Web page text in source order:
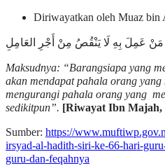
Diriwayatkan oleh Muaz bin
عَمِلَ بِهِ لَا يَنْقُصُ مِنْ أَجْرِ العَامِلِ
Maksudnya: “Barangsiapa yang
akan mendapat pahala orang
mengurangi pahala orang yang
sedikitpun”. [Riwayat Ibn Majah,
Sumber: https://
irsyad-al-hadith-siri-ke-66-hari-
guru-dan-feqahnya